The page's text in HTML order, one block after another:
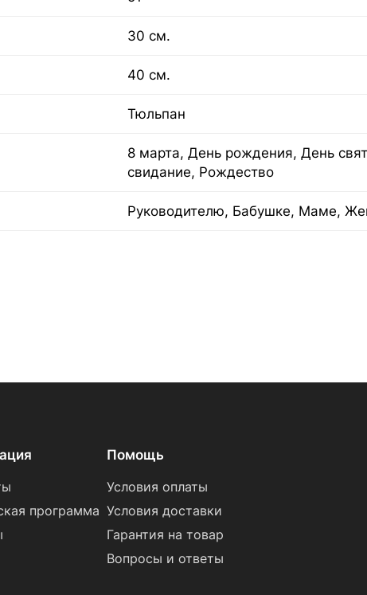
30 см.
40 см.
Тюльпан
8 марта, День рождения, День
свидание, Рождество
Руководителю, Бабушке, Маме,
программа
Помощь
Условия оплаты
Условия доставки
Гарантия на товар
Вопросы и ответы